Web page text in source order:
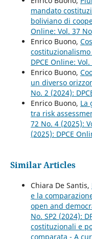
mandato
boliviano di
Online: Vol. 37
Enrico Buono,
DPCE Online:
Enrico Buono,
un diverso
No. 2 (2024):
Enrico Buono, La
tra risk
72 No. 4 (2025):
(2025): DPCE
Similar Articles
Chiara De Santis,
e la
open and
No. SP2 (2024):
costituzionali e
comparata - A